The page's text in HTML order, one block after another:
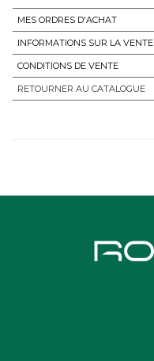
MES ORDRES D'ACHAT
INFORMATIONS SUR LA VENTE
CONDITIONS DE VENTE
RETOURNER AU CATALOGUE